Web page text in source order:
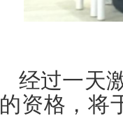
经过一天
的资格，将